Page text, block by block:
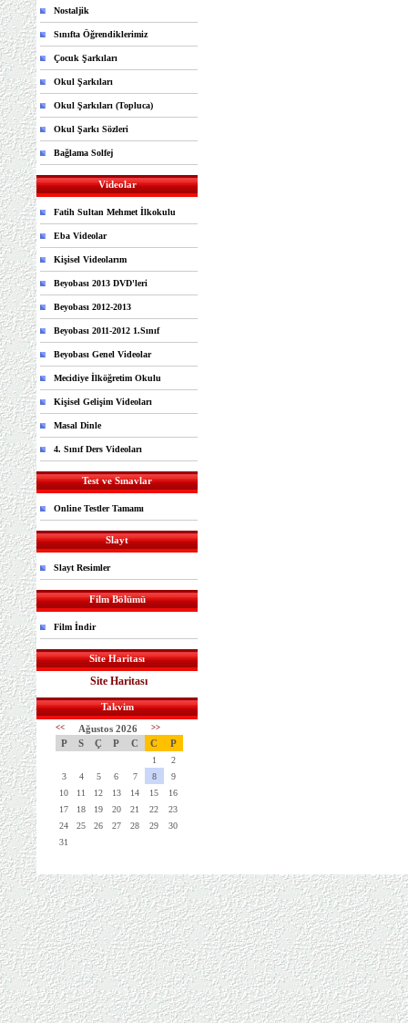
Nostaljik
Sınıfta Öğrendiklerimiz
Çocuk Şarkıları
Okul Şarkıları
Okul Şarkıları (Topluca)
Okul Şarkı Sözleri
Bağlama Solfej
Videolar
Fatih Sultan Mehmet İlkokulu
Eba Videolar
Kişisel Videolarım
Beyobası 2013 DVD'leri
Beyobası 2012-2013
Beyobası 2011-2012 1.Sınıf
Beyobası Genel Videolar
Mecidiye İlköğretim Okulu
Kişisel Gelişim Videoları
Masal Dinle
4. Sınıf Ders Videoları
Test ve Sınavlar
Online Testler Tamamı
Slayt
Slayt Resimler
Film Bölümü
Film İndir
Site Haritası
Site Haritası
Takvim
<< Ağustos 2026 >>
P S Ç P C C P
1
2
3
4 5 6 7 8
9
10
11 12 13 14 15
16
17
18 19 20 21 22
23
24
25 26 27 28 29
30
31